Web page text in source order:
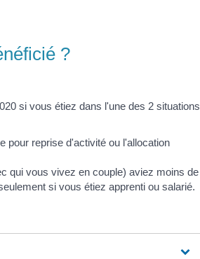
?
si vous étiez dans l'une des 2 situations
pour reprise d'activité ou l'allocation
qui vous vivez en couple) aviez moins de
si vous étiez apprenti ou salarié.